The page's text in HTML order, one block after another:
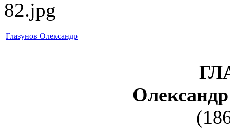
Глазунов Олександр